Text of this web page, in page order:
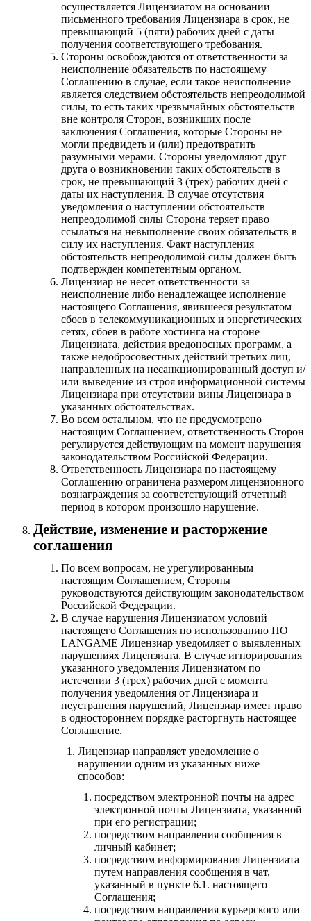
осуществляется Лицензиатом на основании
письменного требования Лицензиара в срок, не
превышающий 5 (пяти) рабочих дней с даты
получения соответствующего требования.
Стороны освобождаются от ответственности за
неисполнение обязательств по настоящему
Соглашению в случае, если такое неисполнение
является следствием обстоятельств непреодолимой
силы, то есть таких чрезвычайных обстоятельств
вне контроля Сторон, возникших после
заключения Соглашения, которые Стороны не
могли предвидеть и (или) предотвратить
разумными мерами. Стороны уведомляют друг
друга о возникновении таких обстоятельств в
срок, не превышающий 3 (трех) рабочих дней с
даты их наступления. В случае отсутствия
уведомления о наступлении обстоятельств
непреодолимой силы Сторона теряет право
ссылаться на невыполнение своих обязательств в
силу их наступления. Факт наступления
обстоятельств непреодолимой силы должен быть
подтвержден компетентным органом.
Лицензиар не несет ответственности за
неисполнение либо ненадлежащее исполнение
настоящего Соглашения, явившееся результатом
сбоев в телекоммуникационных и энергетических
сетях, сбоев в работе хостинга на стороне
Лицензиата, действия вредоносных программ, а
также недобросовестных действий третьих лиц,
направленных на несанкционированный доступ и/
или выведение из строя информационной системы
Лицензиара при отсутствии вины Лицензиара в
указанных обстоятельствах.
Во всем остальном, что не предусмотрено
настоящим Соглашением, ответственность Сторон
регулируется действующим на момент нарушения
законодательством Российской Федерации.
Ответственность Лицензиара по настоящему
Соглашению ограничена размером лицензионного
вознаграждения за соответствующий отчетный
период в котором произошло нарушение.
Действие, изменение и расторжение
соглашения
По всем вопросам, не урегулированным
настоящим Соглашением, Стороны
руководствуются действующим законодательством
Российской Федерации.
В случае нарушения Лицензиатом условий
настоящего Соглашения по использованию ПО
LANGAME Лицензиар уведомляет о выявленных
нарушениях Лицензиата. В случае игнорирования
указанного уведомления Лицензиатом по
истечении 3 (трех) рабочих дней с момента
получения уведомления от Лицензиара и
неустранения нарушений, Лицензиар имеет право
в одностороннем порядке расторгнуть настоящее
Соглашение.
Лицензиар направляет уведомление о
нарушении одним из указанных ниже
способов:
посредством электронной почты на адрес
электронной почты Лицензиата, указанной
при его регистрации;
посредством направления сообщения в
личный кабинет;
посредством информирования Лицензиата
путем направления сообщения в чат,
указанный в пункте 6.1. настоящего
Соглашения;
посредством направления курьерского или